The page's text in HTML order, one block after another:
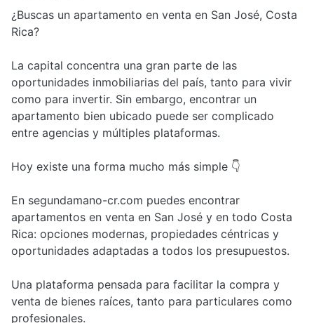
¿Buscas un apartamento en venta en San José, Costa
Rica?
La capital concentra una gran parte de las
oportunidades inmobiliarias del país, tanto para vivir
como para invertir. Sin embargo, encontrar un
apartamento bien ubicado puede ser complicado
entre agencias y múltiples plataformas.
Hoy existe una forma mucho más simple 👇
En segundamano-cr.com puedes encontrar
apartamentos en venta en San José y en todo Costa
Rica: opciones modernas, propiedades céntricas y
oportunidades adaptadas a todos los presupuestos.
Una plataforma pensada para facilitar la compra y
venta de bienes raíces, tanto para particulares como
profesionales.